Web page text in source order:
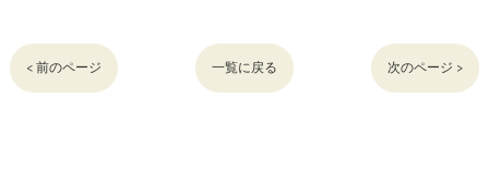
< 前のページ 一覧に戻る 次のページ >